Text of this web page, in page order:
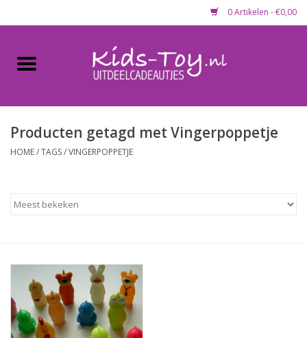
0 Artikelen - €0,00
Home
Gevulde capsules & mixen
Maandaanbieding
Lege capsules
Speelgoedautomaten
Producten getagd met Vingerpoppetje
HOME/TAGS/VINGERPOPPETJE